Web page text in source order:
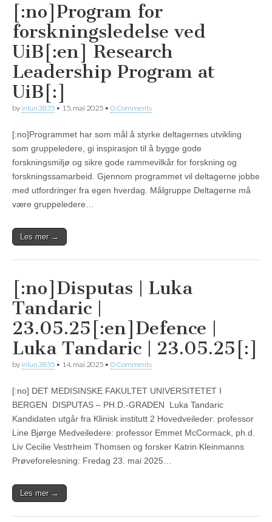
[:no]Program for
forskningsledelse ved
UiB[:en] Research
Leadership Program at
UiB[:]
by inlun3835 • 15. mai 2025 • 0 Comments
[:no]Programmet har som mål å styrke deltagernes utvikling
som gruppeledere, gi inspirasjon til å bygge gode
forskningsmiljø og sikre gode rammevilkår for forskning og
forskningssamarbeid. Gjennom programmet vil deltagerne jobbe
med utfordringer fra egen hverdag. Målgruppe Deltagerne må
være gruppeledere…
Les mer →
[:no]Disputas | Luka
Tandaric |
23.05.25[:en]Defence |
Luka Tandaric | 23.05.25[:]
by inlun3835 • 14. mai 2025 • 0 Comments
[:no] DET MEDISINSKE FAKULTET UNIVERSITETET I
BERGEN DISPUTAS – PH.D.-GRADEN Luka Tandaric
Kandidaten utgår fra Klinisk institutt 2 Hovedveileder: professor
Line Bjørge Medveiledere: professor Emmet McCormack, ph.d.
Liv Cecilie Vestrheim Thomsen og forsker Katrin Kleinmanns
Prøveforelesning: Fredag 23. mai 2025…
Les mer →